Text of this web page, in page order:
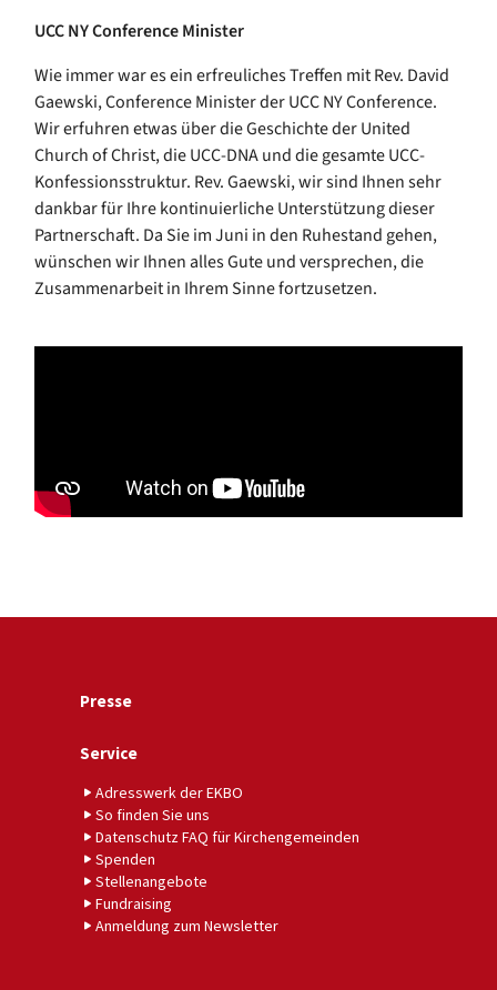
UCC NY Conference Minister
Wie immer war es ein erfreuliches Treffen mit Rev. David
Gaewski, Conference Minister der UCC NY Conference.
Wir erfuhren etwas über die Geschichte der United
Church of Christ, die UCC-DNA und die gesamte UCC-
Konfessionsstruktur. Rev. Gaewski, wir sind Ihnen sehr
dankbar für Ihre kontinuierliche Unterstützung dieser
Partnerschaft. Da Sie im Juni in den Ruhestand gehen,
wünschen wir Ihnen alles Gute und versprechen, die
Zusammenarbeit in Ihrem Sinne fortzusetzen.
Presse
Service
Adresswerk der EKBO
So finden Sie uns
Datenschutz FAQ für Kirchengemeinden
Spenden
Stellenangebote
Fundraising
Anmeldung zum Newsletter